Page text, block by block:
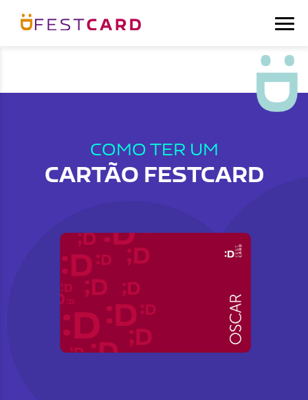
COMO TER UM
CARTÃO FESTCARD